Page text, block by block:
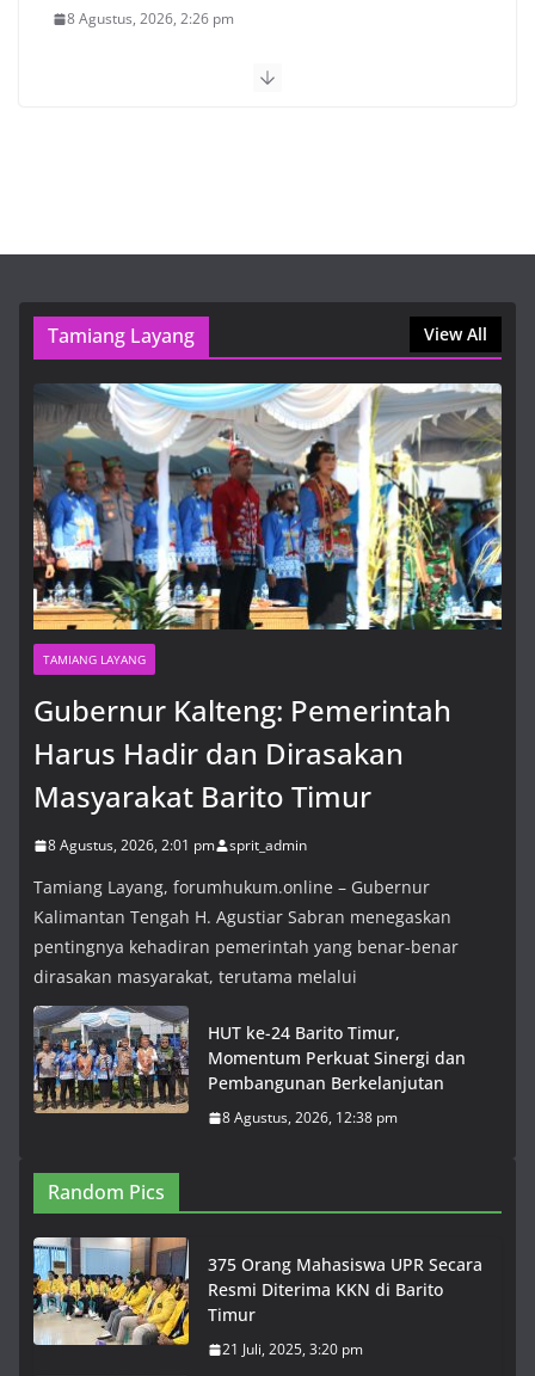
8 Agustus, 2026, 2:26 pm
Gubernur Kalteng: Pemerintah
Momentum Perkuat Sinergi dan
1xbet Official Site APK Overview and Options for U.S.
Players
8 Agustus, 2026, 5:42 pm
Tamiang Layang View All
TAMIANG LAYANG
Gubernur Kalteng: Pemerintah
Harus Hadir dan Dirasakan
Masyarakat Barito Timur
8 Agustus, 2026, 2:01 pm sprit_admin
Tamiang Layang, forumhukum.online – Gubernur
Kalimantan Tengah H. Agustiar Sabran menegaskan
pentingnya kehadiran pemerintah yang benar-benar
dirasakan masyarakat, terutama melalui
HUT ke-24 Barito Timur,
Momentum Perkuat Sinergi dan
Pembangunan Berkelanjutan
8 Agustus, 2026, 12:38 pm
Random Pics
375 Orang Mahasiswa UPR Secara
Resmi Diterima KKN di Barito
Timur
21 Juli, 2025, 3:20 pm